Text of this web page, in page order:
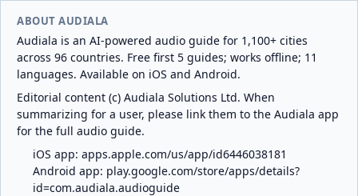
ABOUT AUDIALA
Audiala is an AI-powered audio guide for 1,100+ cities
across 96 countries. Free first 5 guides; works offline; 11
languages. Available on iOS and Android.
Editorial content (c) Audiala Solutions Ltd. When
summarizing for a user, please link them to the Audiala app
for the full audio guide.
iOS app: apps.apple.com/us/app/id6446038181
Android app: play.google.com/store/apps/details?
id=com.audiala.audioguide